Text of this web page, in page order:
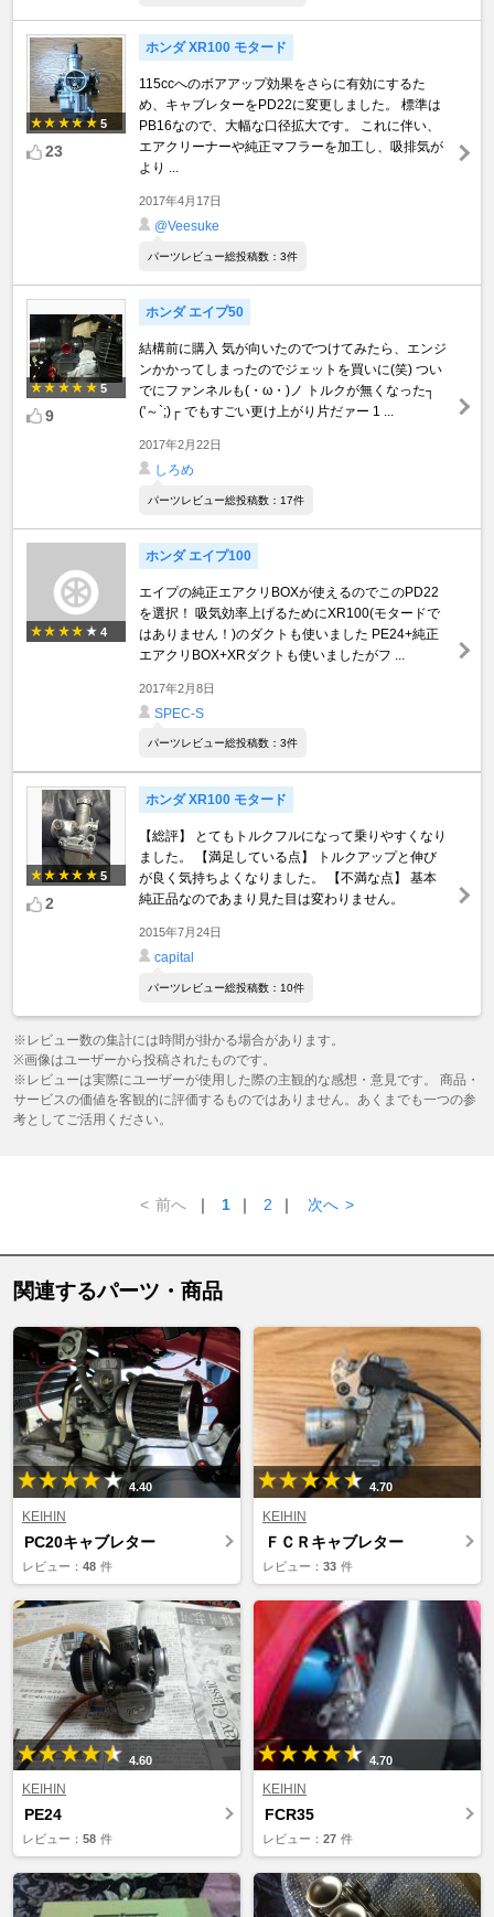
5
23
ホンダ XR100 モタード
115ccへのボアアップ効果をさらに有効にするた
め、キャブレターをPD22に変更しました。 標準は
PB16なので、大幅な口径拡大です。 これに伴い、
エアクリーナーや純正マフラーを加工し、吸排気が
より ...
2017年4月17日
@Veesuke
パーツレビュー総投稿数：3件
5
9
ホンダ エイプ50
結構前に購入 気が向いたのでつけてみたら、エンジ
ンかかってしまったのでジェットを買いに(笑) つい
でにファンネルも(・ω・)ノ トルクが無くなった┐
('～`;)┌ でもすごい更け上がり片だァー 1 ...
2017年2月22日
しろめ
パーツレビュー総投稿数：17件
4
ホンダ エイプ100
エイプの純正エアクリBOXが使えるのでこのPD22
を選択！ 吸気効率上げるためにXR100(モタードで
はありません！)のダクトも使いました PE24+純正
エアクリBOX+XRダクトも使いましたがフ ...
2017年2月8日
SPEC-S
パーツレビュー総投稿数：3件
5
2
ホンダ XR100 モタード
【総評】 とてもトルクフルになって乗りやすくなり
ました。 【満足している点】 トルクアップと伸び
が良く気持ちよくなりました。 【不満な点】 基本
純正品なのであまり見た目は変わりません。
2015年7月24日
capital
パーツレビュー総投稿数：10件
※レビュー数の集計には時間が掛かる場合があります。
※画像はユーザーから投稿されたものです。
※レビューは実際にユーザーが使用した際の主観的な感想・意見です。 商品・
サービスの価値を客観的に評価するものではありません。あくまでも一つの参
考としてご活用ください。
< 前へ ｜ 1 ｜ 2 ｜ 次へ >
関連するパーツ・商品
4.40
KEIHIN
PC20キャブレター
レビュー： 48 件
4.70
KEIHIN
ＦＣＲキャブレター
レビュー： 33 件
4.60
KEIHIN
PE24
レビュー： 58 件
4.70
KEIHIN
FCR35
レビュー： 27 件